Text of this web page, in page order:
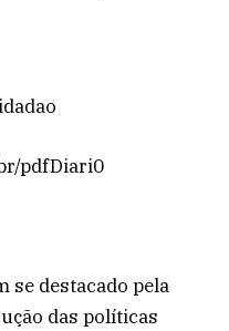
pdfDiari0
se destacado pela
das políticas